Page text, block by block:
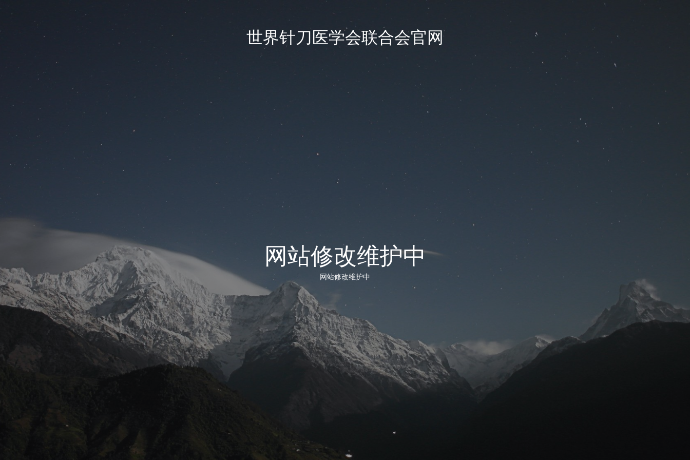
世界针刀医学会联合会官网
网站修改维护中
网站修改维护中